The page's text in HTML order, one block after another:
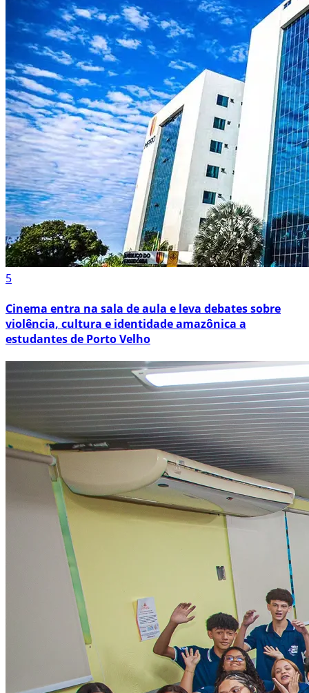
5
Cinema entra na sala de aula e leva debates sobre
violência, cultura e identidade amazônica a
estudantes de Porto Velho